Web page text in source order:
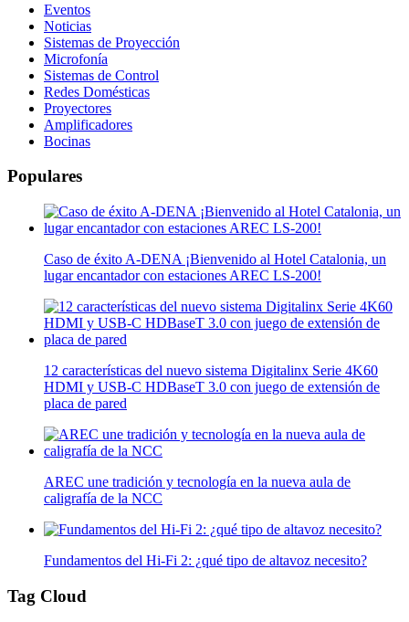
Eventos
Noticias
Sistemas de Proyección
Microfonía
Sistemas de Control
Redes Domésticas
Proyectores
Amplificadores
Bocinas
Populares
Caso de éxito A-DENA ¡Bienvenido al Hotel Catalonia, un
lugar encantador con estaciones AREC LS-200!
12 características del nuevo sistema Digitalinx Serie 4K60
HDMI y USB-C HDBaseT 3.0 con juego de extensión de
placa de pared
AREC une tradición y tecnología en la nueva aula de
caligrafía de la NCC
Fundamentos del Hi-Fi 2: ¿qué tipo de altavoz necesito?
Tag Cloud